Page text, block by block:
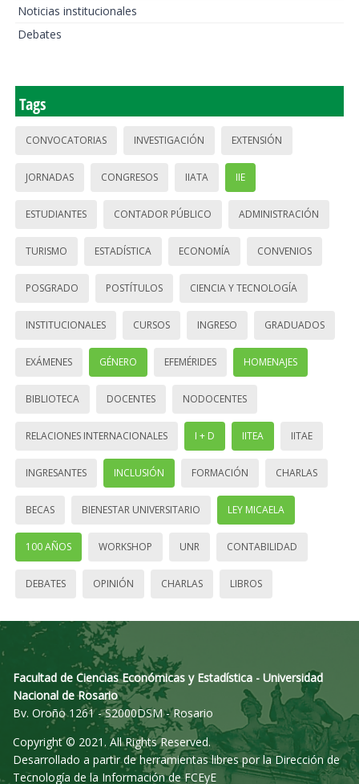
Noticias institucionales
Debates
Tags
CONVOCATORIAS INVESTIGACIÓN EXTENSIÓN
JORNADAS CONGRESOS IIATA IIE
ESTUDIANTES CONTADOR PÚBLICO ADMINISTRACIÓN
TURISMO ESTADÍSTICA ECONOMÍA CONVENIOS
POSGRADO POSTÍTULOS CIENCIA Y TECNOLOGÍA
INSTITUCIONALES CURSOS INGRESO GRADUADOS
EXÁMENES GÉNERO EFEMÉRIDES HOMENAJES
BIBLIOTECA DOCENTES NODOCENTES
RELACIONES INTERNACIONALES I + D IITEA IITAE
INGRESANTES INCLUSIÓN FORMACIÓN CHARLAS
BECAS BIENESTAR UNIVERSITARIO LEY MICAELA
100 AÑOS WORKSHOP UNR CONTABILIDAD
DEBATES OPINIÓN CHARLAS LIBROS
Facultad de Ciencias Económicas y Estadística - Universidad
Nacional de Rosario
Bv. Oroño 1261 - S2000DSM - Rosario
Copyright © 2021. All Rights Reserved.
Desarrollado a partir de herramientas libres por la Dirección de
Tecnología de la Información de FCEyE